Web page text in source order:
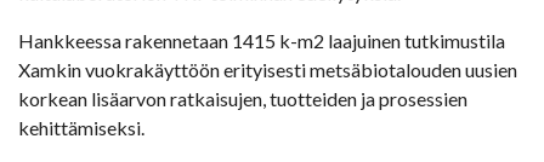
Hankkeessa rakennetaan 1415 k-m2 laajuinen tutkimustila
Xamkin vuokrakäyttöön erityisesti metsäbiotalouden uusien
korkean lisäarvon ratkaisujen, tuotteiden ja prosessien
kehittämiseksi.